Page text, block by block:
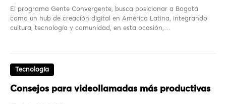
El programa Gente Convergente, busca posicionar a Bogotá
como un hub de creación digital en América Latina, integrando
cultura, tecnología y comunidad, en esta ocasión,…
Tecnología
Consejos para videollamadas más productivas